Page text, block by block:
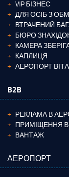
VIP БІЗНЕС
ДЛЯ ОСІБ З
ВТРАЧЕНИЙ
БЮРО
КАМЕРА
КАПЛИЦЯ
АЕРОПОРТ
B2B
РЕКЛАМА В
ПРИМІЩЕННЯ
ВАНТАЖ
АЕРОПОРТ